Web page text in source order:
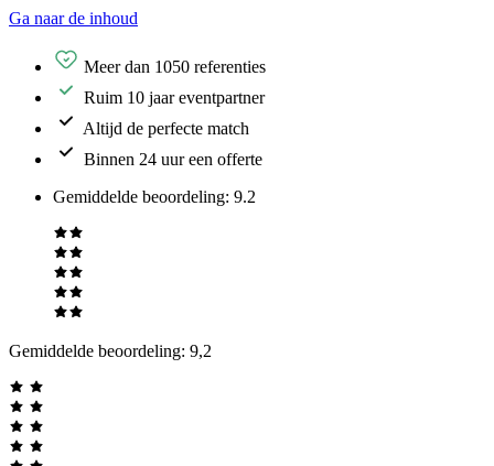
Ga naar de inhoud
Meer dan 1050 referenties
Ruim 10 jaar eventpartner
Altijd de perfecte match
Binnen 24 uur een offerte
Gemiddelde beoordeling: 9.2
Gemiddelde beoordeling: 9,2